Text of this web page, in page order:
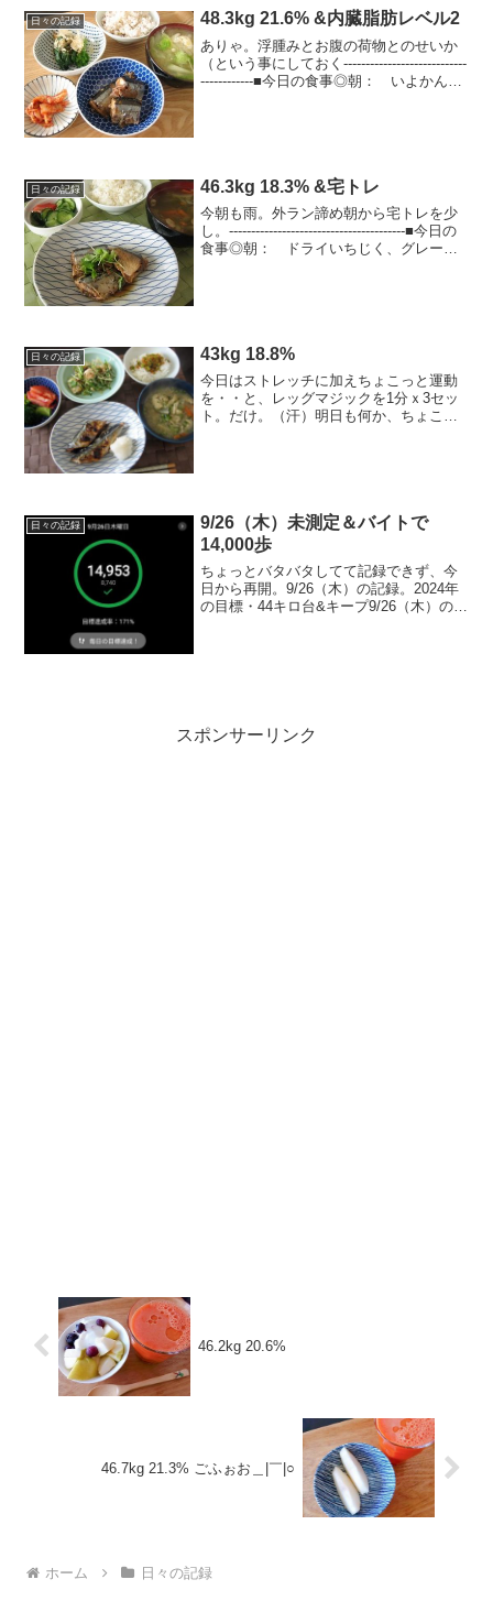
日々の記録 48.3kg 21.6% &内臓脂肪レベル2
ありゃ。浮腫みとお腹の荷物とのせいか
（という事にしておく----------------------------
------------■今日の食事◎朝： いよかん
日々の記録 46.3kg 18.3% &宅トレ
今朝も雨。外ラン諦め朝から宅トレを少
し。----------------------------------------■今日の
食事◎朝： ドライいちじく、グレープ
日々の記録 43kg 18.8%
今日はストレッチに加えちょこっと運動
を・・と、レッグマジックを1分ｘ3セッ
ト。だけ。（汗）明日も何か、ちょこっ
日々の記録
9/26（木）未測定＆バイトで
14,000歩
ちょっとバタバタしてて記録できず、今
日から再開。9/26（木）の記録。2024年
の目標・44キロ台&キープ9/26（木）の運
スポンサーリンク
46.2kg 20.6%
46.7kg 21.3% ごふぉお＿|￣|○
ホーム 日々の記録